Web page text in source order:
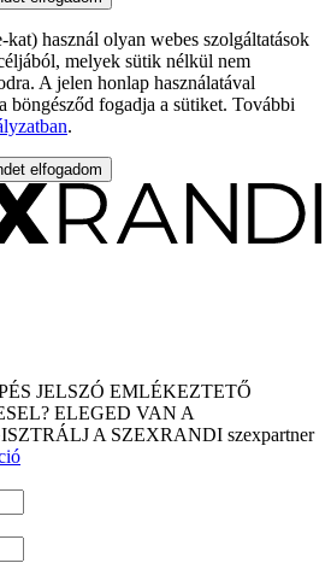
használ olyan webes szolgáltatások
melyek sütik nélkül nem
A jelen honlap használatával
böngésződ fogadja a sütiket. További
.
elfogadom
JELSZÓ EMLÉKEZTETŐ
ELEGED VAN A
A SZEXRANDI szexpartner